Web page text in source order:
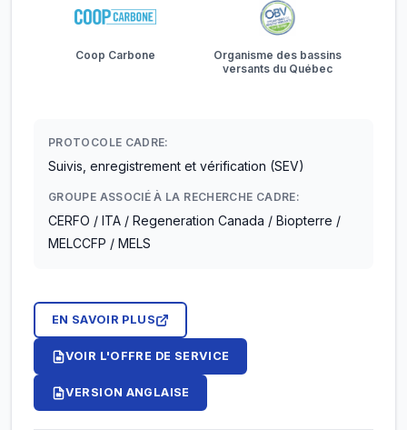
Coop Carbone
Organisme des bassins
versants du Québec
PROTOCOLE CADRE:
Suivis, enregistrement et vérification (SEV)
GROUPE ASSOCIÉ À LA RECHERCHE CADRE:
CERFO / ITA / Regeneration Canada / Biopterre /
MELCCFP / MELS
EN SAVOIR PLUS
VOIR L'OFFRE DE SERVICE
VERSION ANGLAISE